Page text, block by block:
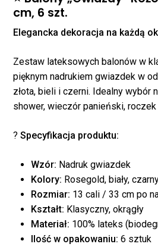
cm, 6 szt.
Elegancka dekoracja na każdą
Zestaw lateksowych balonów w
pięknym nadrukiem gwiazdek w
złota, bieli i czerni. Idealny wybór
shower, wieczór panieński,
?Specyfikacja produktu:
Wzór: Nadruk gwiazdek
Kolory: Rosegold, biały,
Rozmiar: 13 cali / 33 cm po
Kształt: Klasyczny, okrągły
Materiał: 100% lateks
Ilość w opakowaniu: 6 sztuk